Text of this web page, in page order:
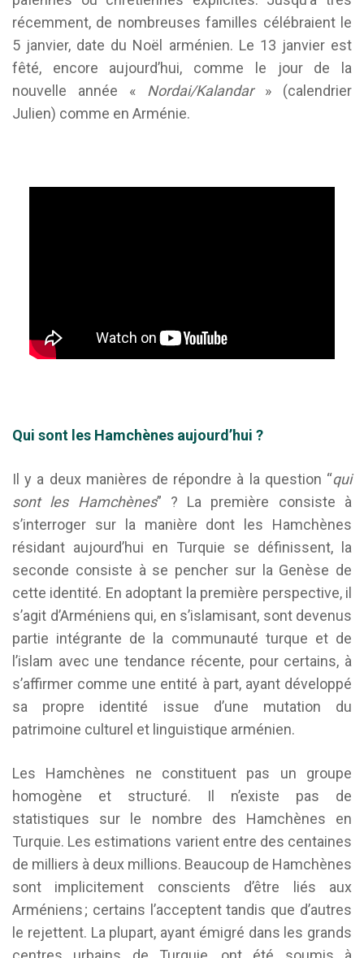
récemment, de nombreuses familles célébraient le
5 janvier, date du Noël arménien. Le 13 janvier est
fêté, encore aujourd’hui, comme le jour de la
nouvelle année « Nordai/Kalandar» (calendrier
Julien) comme en Arménie.
Qui sont les Hamchènes aujourd’hui ?
Il y a deux manières de répondre à la question “qui
sont les Hamchènes” ? La première consiste à
s’interroger sur la manière dont les Hamchènes
résidant aujourd’hui en Turquie se définissent, la
seconde consiste à se pencher sur la Genèse de
cette identité. En adoptant la première perspective, il
s’agit d’Arméniens qui, en s’islamisant, sont devenus
partie intégrante de la communauté turque et de
l’islam avec une tendance récente, pour certains, à
s’affirmer comme une entité à part, ayant développé
sa propre identité issue d’une mutation du
patrimoine culturel et linguistique arménien.
Les Hamchènes ne constituent pas un groupe
homogène et structuré. Il n’existe pas de
statistiques sur le nombre des Hamchènes en
Turquie. Les estimations varient entre des centaines
de milliers à deux millions. Beaucoup de Hamchènes
sont implicitement conscients d’être liés aux
Arméniens ; certains l’acceptent tandis que d’autres
le rejettent. La plupart, ayant émigré dans les grands